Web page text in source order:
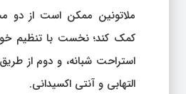
ملاتونین ممکن است از دو
کمک کند؛ نخست با تنظیم
استراحت شبانه، و دوم از
التهابی و آنتی اکسیدانی.